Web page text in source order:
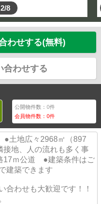
2/8
わせする(無料)
合わせする
公開物件数：0件
会員物件数：0件
土地広々2968㎡（897
地、人の流れも多く事
17ｍ公道 ●建築条件はご
建築できます
合わせも大歓迎です！！